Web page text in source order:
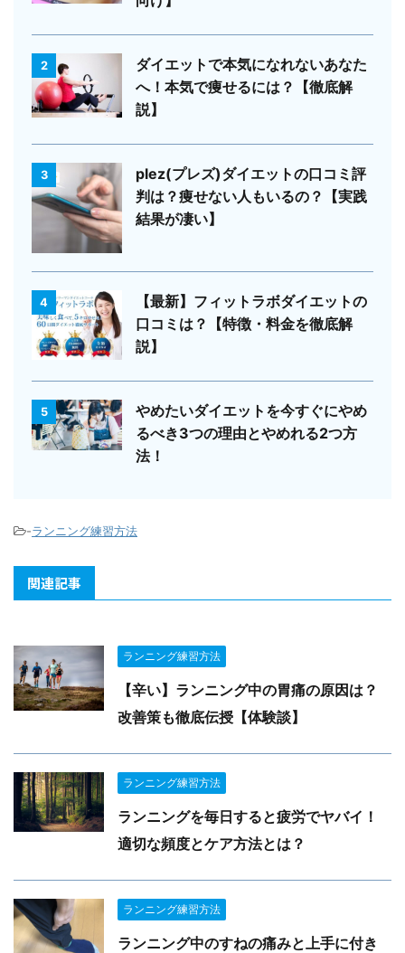
2
ダイエットで本気になれないあなた
へ！本気で痩せるには？【徹底解
説】
3
plez(プレズ)ダイエットの口コミ評
判は？痩せない人もいるの？【実践
結果が凄い】
4
【最新】フィットラボダイエットの
口コミは？【特徴・料金を徹底解
説】
5
やめたいダイエットを今すぐにやめ
るべき3つの理由とやめれる2つ方
法！
-ランニング練習方法
関連記事
ランニング練習方法
【辛い】ランニング中の胃痛の原因は？
改善策も徹底伝授【体験談】
ランニング練習方法
ランニングを毎日すると疲労でヤバイ！
適切な頻度とケア方法とは？
ランニング練習方法
ランニング中のすねの痛みと上手に付き